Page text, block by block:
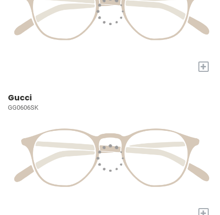
+
Gucci
GG0606SK